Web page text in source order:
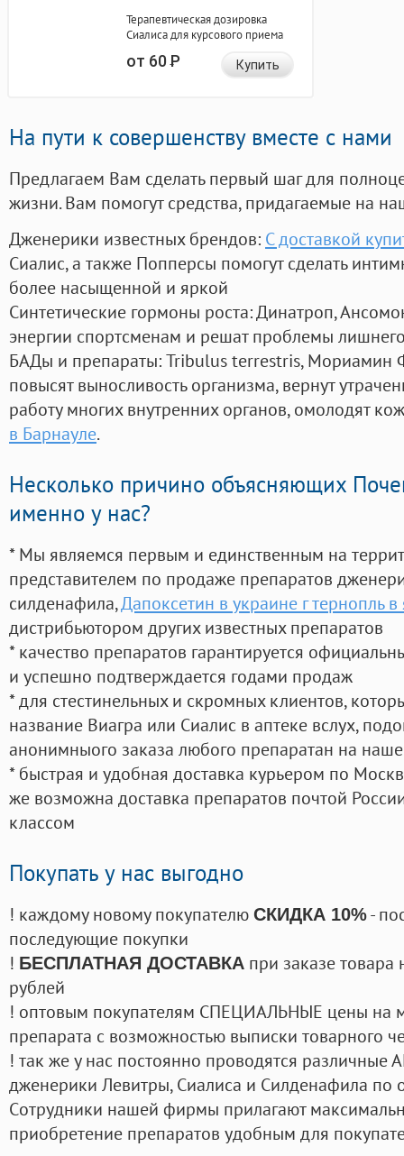
Терапевтическая дозировка
Сиалиса для курсового приема
от 60Р Купить
На пути к совершенству вместе с нами
Предлагаем Вам сделать первый шаг для
жизни. Вам помогут средства, придагаемые на
Дженерики известных брендов: С доставкой
Сиалис, а также Попперсы помогут сделать
более насыщенной и яркой
Синтетические гормоны роста: Динатроп,
энергии спортсменам и решат проблемы
БАДы и препараты:Tribulus terrestris, Мориамин
повысят выносливость организма, вернут
работу многих внутренних органов, омолодят
в Барнауле.
Несколько причино объясняющих
именно у нас?
* Мы являемся первым и единственным на
представителем по продаже препаратов
силденафила,Дапоксетин в украине г тернопль
дистрибьютором других известных препаратов
* качество препаратов гарантируется
и успешно подтверждается годами продаж
* для стестинельных и скромных клиентов,
название Виагра или Сиалис в аптеке вслух,
анонимныого заказа любого препаратан на
* быстрая и удобная доставка курьером по
же возможна доставка препаратов почтой
классом
Покупать у нас выгодно
! каждому новому покупателю СКИДКА 10%-
последующие покупки
! БЕСПЛАТНАЯ ДОСТАВКА при заказе
рублей
! оптовым покупателям СПЕЦИАЛЬНЫЕ цены на
препарата с возможностью выписки товарного
! так же у нас постоянно проводятся
дженерики Левитры, Сиалиса и Силденафила по
Cотрудники нашей фирмы прилагают
приобретение препаратов удобным для